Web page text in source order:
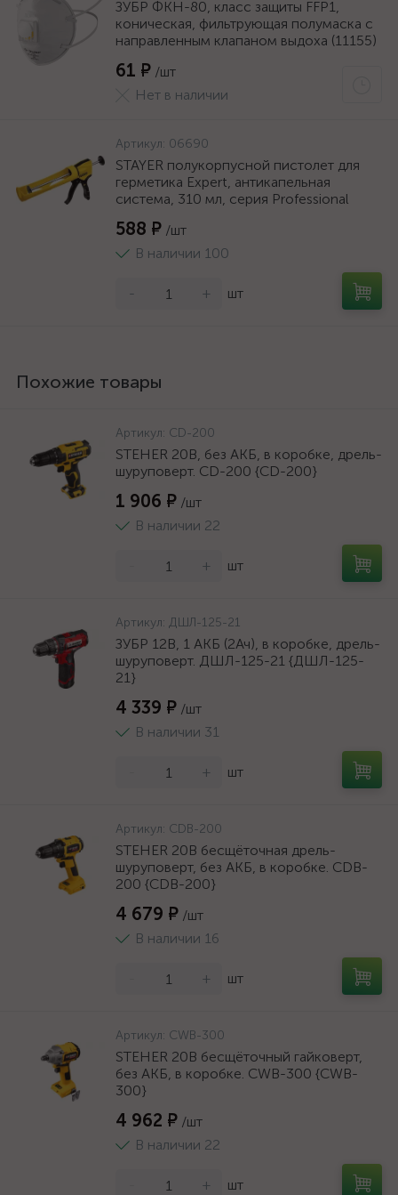
ЗУБР ФКН-80, класс защиты FFP1,
коническая, фильтрующая полумаска с
направленным клапаном выдоха (11155)
61 ₽ /шт
Нет в наличии
Артикул: 06690
STAYER полукорпусной пистолет для
герметика Expert, антикапельная
система, 310 мл, серия Professional
588 ₽ /шт
В наличии 100
- + шт
Похожие товары
Артикул: CD-200
STEHER 20В, без АКБ, в коробке, дрель-
шуруповерт. CD-200 {CD-200}
1 906 ₽ /шт
В наличии 22
+ шт
Артикул: ДШЛ-125-21
ЗУБР 12В, 1 АКБ (2Ач), в коробке, дрель-
шуруповерт. ДШЛ-125-21 {ДШЛ-125-
21}
4 339 ₽ /шт
В наличии 31
+ шт
Артикул: CDB-200
STEHER 20В бесщёточная дрель-
шуруповерт, без АКБ, в коробке. CDB-
200 {CDB-200}
4 679 ₽ /шт
В наличии 16
+ шт
Артикул: CWB-300
STEHER 20В бесщёточный гайковерт,
без АКБ, в коробке. CWB-300 {CWB-
300}
4 962 ₽ /шт
В наличии 22
+ шт